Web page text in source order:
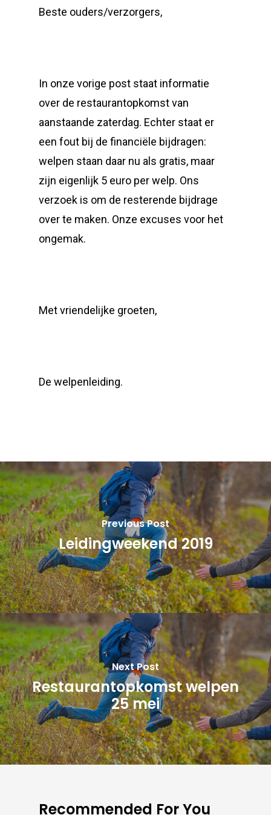
Beste ouders/verzorgers,
In onze vorige post staat informatie
over de restaurantopkomst van
aanstaande zaterdag. Echter staat er
een fout bij de financiële bijdragen:
welpen staan daar nu als gratis, maar
zijn eigenlijk 5 euro per welp. Ons
verzoek is om de resterende bijdrage
over te maken. Onze excuses voor het
ongemak.
Met vriendelijke groeten,
De welpenleiding.
Previous Post
Leidingweekend 2019
Next Post
Restaurantopkomst welpen
25 mei
Recommended For You